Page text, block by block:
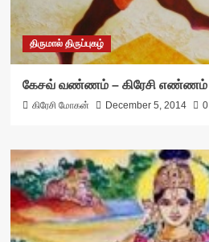
திருமால் திருப்புகழ்
கேசவ் வண்ணம் – கிரேசி எண்ணம்
கிரேசி மோகன் December 5, 2014 0